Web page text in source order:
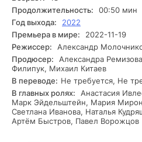
Продолжительность:
00:50 мин
Год выхода:
2022
Премьера в мире:
2022-11-19
Режиссер:
Александр
Продюсер:
Александра
Филипук, Михаил Китаев
В переводе: Не требуется, Не
В главных ролях:
Анастасия
Марк Эйдельштейн, Мария
Светлана Иванова, Наталья
Артём Быстров, Павел Ворожцов